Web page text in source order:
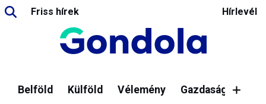
Friss hírek Hírlevél
Belföld Külföld Vélemény Gazdaság